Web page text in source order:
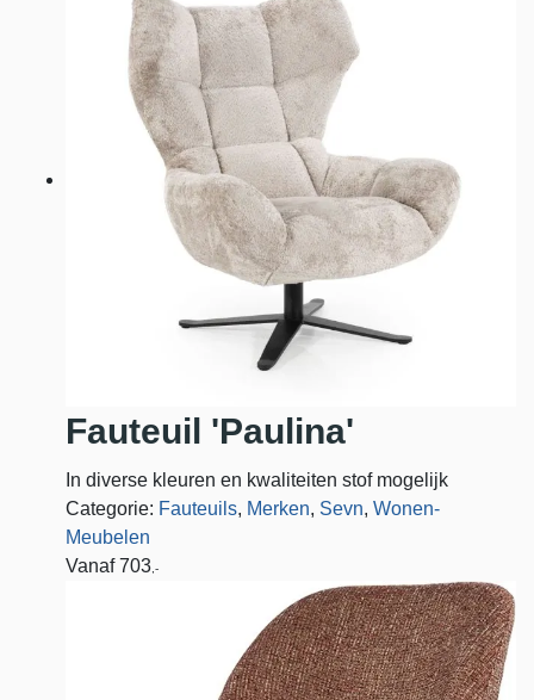
Fauteuil 'Paulina'
In diverse kleuren en kwaliteiten stof mogelijk
Categorie: Fauteuils, Merken, Sevn, Wonen-
Meubelen
Vanaf 703 ,-